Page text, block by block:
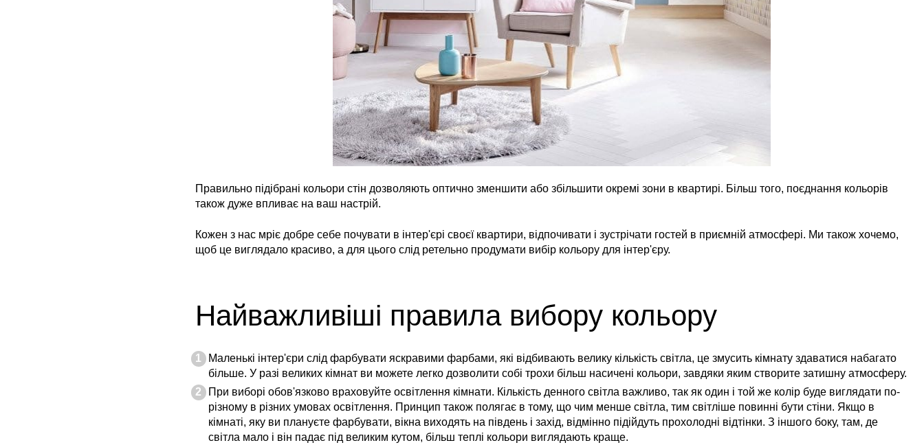
Правильно підібрані кольори стін дозволяють оптично зменшити або збільшити окремі зони в квартирі. Більш того, поєднання кольорів
також дуже впливає на ваш настрій.
Кожен з нас мріє добре себе почувати в інтер'єрі своєї квартири, відпочивати і зустрічати гостей в приємній атмосфері. Ми також хочемо,
щоб це виглядало красиво, а для цього слід ретельно продумати вибір кольору для інтер'єру.
Найважливіші правила вибору кольору
Маленькі інтер'єри слід фарбувати яскравими фарбами, які відбивають велику кількість світла, це змусить кімнату здаватися набагато
більше. У разі великих кімнат ви можете легко дозволити собі трохи більш насичені кольори, завдяки яким створите затишну атмосферу.
При виборі обов'язково враховуйте освітлення кімнати. Кількість денного світла важливо, так як один і той же колір буде виглядати по-
різному в різних умовах освітлення. Принцип також полягає в тому, що чим менше світла, тим світліше повинні бути стіни. Якщо в
кімнаті, яку ви плануєте фарбувати, вікна виходять на південь і захід, відмінно підійдуть прохолодні відтінки. З іншого боку, там, де
світла мало і він падає під великим кутом, більш теплі кольори виглядають краще.